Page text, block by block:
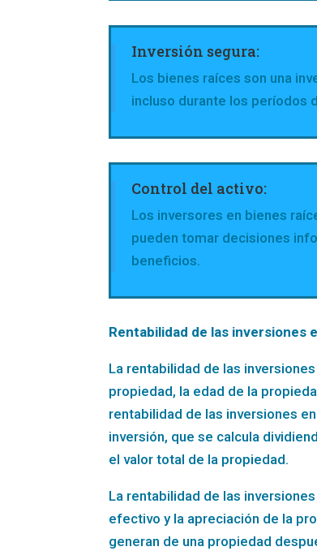
Inversión segura:
Los bienes raíces son una
incluso durante los períodos
Control del activo:
Los inversores en bienes
pueden tomar decisiones
beneficios.
Rentabilidad de las inversiones
La rentabilidad de las
propiedad, la edad de la
rentabilidad de las inversiones
inversión, que se calcula
el valor total de la propiedad.
La rentabilidad de las
efectivo y la apreciación de la
generan de una propiedad